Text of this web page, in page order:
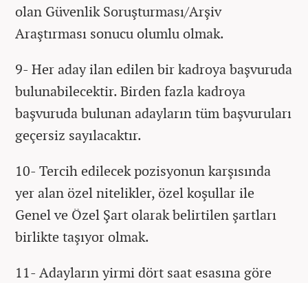
olan Güvenlik Soruşturması/Arşiv
Araştırması sonucu olumlu olmak.
9- Her aday ilan edilen bir kadroya başvuruda
bulunabilecektir. Birden fazla kadroya
başvuruda bulunan adayların tüm başvuruları
geçersiz sayılacaktır.
10- Tercih edilecek pozisyonun karşısında
yer alan özel nitelikler, özel koşullar ile
Genel ve Özel Şart olarak belirtilen şartları
birlikte taşıyor olmak.
11- Adayların yirmi dört saat esasına göre